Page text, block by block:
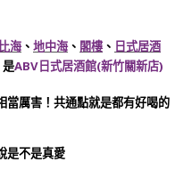
海、 地中海、 閣樓 、 日式居酒
ABV日式居酒館(新竹關新店)
當厲害！ 共通點就是都有好喝的
是不是真愛